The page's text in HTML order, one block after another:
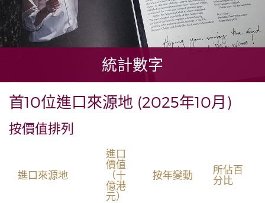
統計數字
首10位進口來源地 (2025年10月)
按價值排列
進口來源地
進口
價值
（十
億港
元）
按年變動
所佔百
分比